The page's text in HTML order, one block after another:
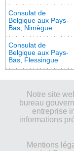
Consulat de
Belgique aux Pays-
Bas, Nimègue
Consulat de
Belgique aux Pays-
Bas, Flessingue
Notre site
bureau
entreprise
informations
Mentions